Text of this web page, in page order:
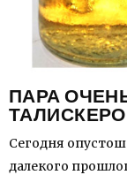
ПАРА
Сегодня
далекого